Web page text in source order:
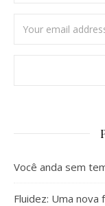
Você anda sem
Fluidez: Uma